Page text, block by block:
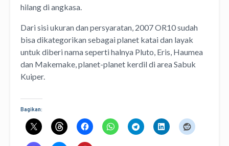
hilang di angkasa.
Dari sisi ukuran dan persyaratan, 2007 OR10 sudah
bisa dikategorikan sebagai planet katai dan layak
untuk diberi nama seperti halnya Pluto, Eris, Haumea
dan Makemake, planet-planet kerdil di area Sabuk
Kuiper.
Bagikan: